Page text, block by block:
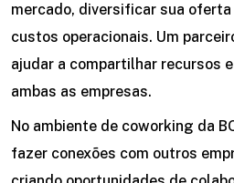
mercado, diversificar sua
custos operacionais. Um
ajudar a compartilhar recursos
ambas as empresas.
No ambiente de coworking da
fazer conexões com outros